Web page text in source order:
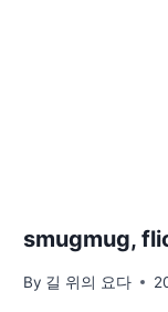
smugmug,
By 길 위의 요다